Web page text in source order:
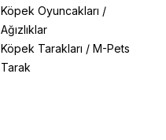
Köpek Oyuncakları /
Ağızlıklar
Köpek Tarakları /M-Pets
Tarak